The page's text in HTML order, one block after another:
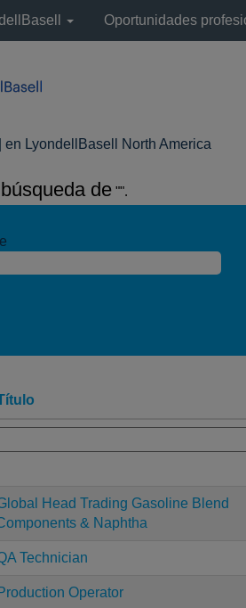
Oportunidades
en LyondellBasell North America
de "".
Head Trading Gasoline Blend
& Naphtha
Technician
Production Operator